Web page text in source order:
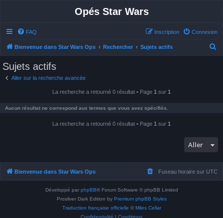
Opés Star Wars
FAQ Connexion
Inscription
Bienvenue dans Star Wars Ops Rechercher Sujets actifs
Sujets actifs
Aller sur la recherche avancée
La recherche a retourné 0 résultat • Page 1 sur 1
Aucun résultat ne correspond aux termes que vous avez spécifiés.
La recherche a retourné 0 résultat • Page 1 sur 1
Aller
Bienvenue dans Star Wars Ops Fuseau horaire sur UTC
Développé par phpBB® Forum Software © phpBB Limited
Prosilver Dark Edition by Premium phpBB Styles
Traduction française officielle © Miles Cellar
Confidentialité | Conditions